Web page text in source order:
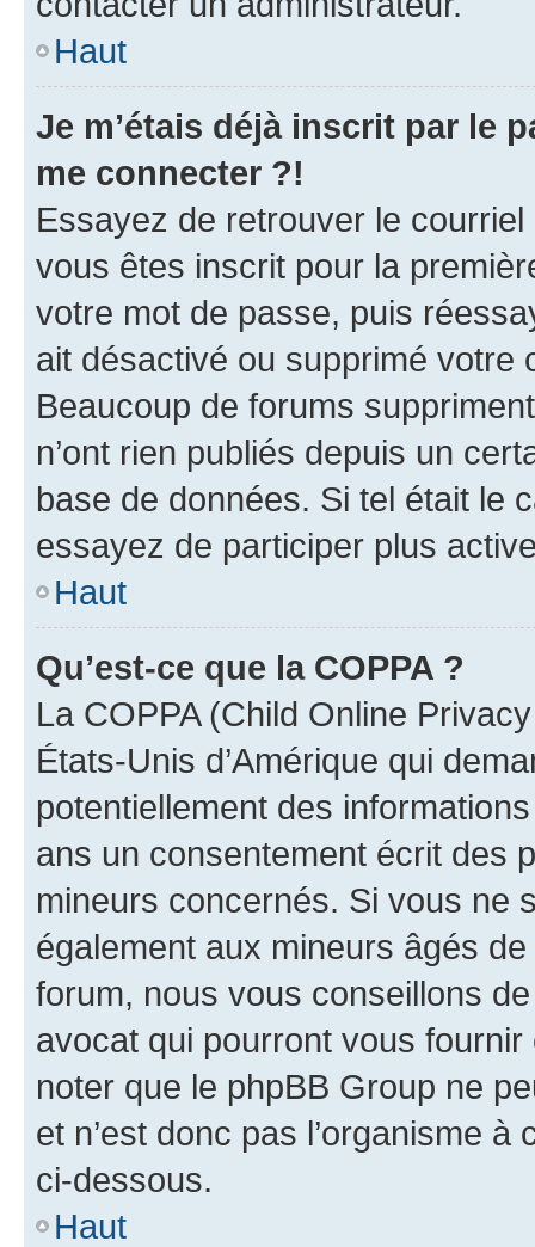
Haut
Je m’étais déjà inscrit par le
me connecter ?!
Essayez de retrouver le
vous êtes inscrit pour la
votre mot de passe, puis
ait désactivé ou supprimé votre
Beaucoup de forums
n’ont rien publiés depuis un
base de données. Si tel était le
essayez de participer plus
Haut
Qu’est-ce que la COPPA ?
La COPPA (Child Online
États-Unis d’Amérique qui
potentiellement des
ans un consentement écrit des
mineurs concernés. Si vous ne
également aux mineurs âgés
forum, nous vous conseillons
avocat qui pourront vous
noter que le phpBB Group ne
et n’est donc pas l’organisme
ci-dessous.
Haut